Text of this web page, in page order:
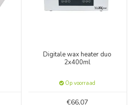
Digitale wax heater duo
2x400ml
Op voorraad
€66,07